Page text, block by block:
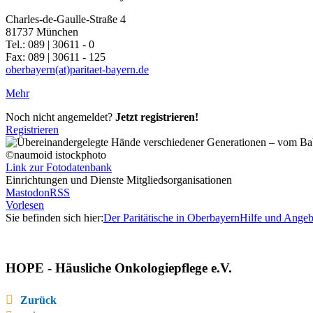
Charles-de-Gaulle-Straße 4
81737 München
Tel.: 089 | 30611 - 0
Fax: 089 | 30611 - 125
oberbayern(at)paritaet-bayern.de
Mehr
Noch nicht angemeldet? Jetzt registrieren!
Registrieren
©naumoid istockphoto
Link zur Fotodatenbank
Einrichtungen und Dienste Mitgliedsorganisationen
MastodonRSS
Vorlesen
Sie befinden sich hier:Der Paritätische in OberbayernHilfe und
HOPE - Häusliche Onkologiepflege e.V.
Zurück